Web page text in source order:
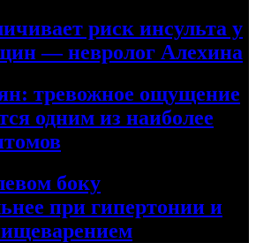
риск инсульта у
— невролог Алехина
тревожное ощущение
одним из наиболее
боку
при гипертонии и